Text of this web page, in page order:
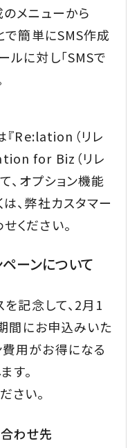
メニューから
で簡単にSMS作成
ルに対し「SMSで
『Re:lation（リレ
for Biz（リレ
て、オプション機能
は、弊社カスタマー
ください。
ーンについて
を記念して、2月1
間にお申込みいた
用がお得になる
す。
さい。
わせ先